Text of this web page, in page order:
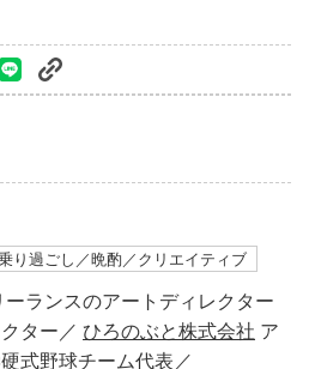
り過ごし／晩酌／クリエイティブ
ランスのアートディレクター
ター／ ひろのぶと株式会社 ア
式野球チーム代表／